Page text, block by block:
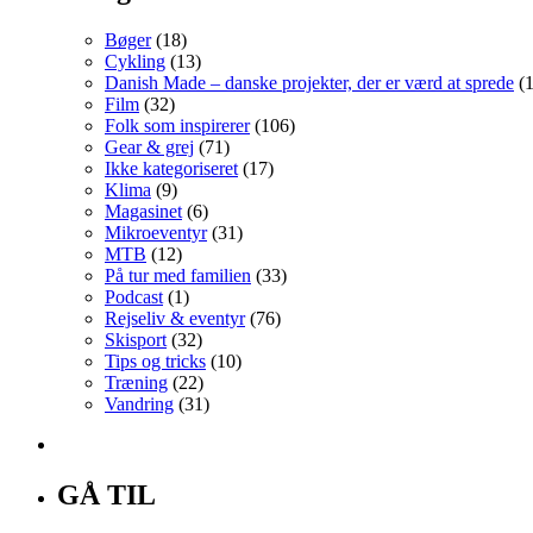
Bøger(18)
Cykling (13)
Danish Made – danske projekter, der er værd at sprede
Film (32)
Folk som inspirerer(106)
Gear & grej (71)
Ikke kategoriseret (17)
Klima (9)
Magasinet (6)
Mikroeventyr(31)
MTB (12)
På tur med familien (33)
Podcast (1)
Rejseliv & eventyr(76)
Skisport (32)
Tips og tricks (10)
Træning (22)
Vandring (31)
GÅ TIL